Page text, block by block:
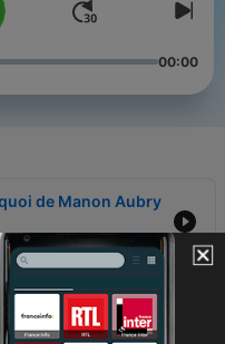
00:00
quoi de Manon Aubry
avec le plus